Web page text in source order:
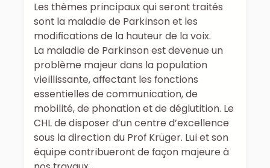
Les thèmes principaux qui seront traités
sont la maladie de Parkinson et les
modifications de la hauteur de la voix.
La maladie de Parkinson est devenue un
problème majeur dans la population
vieillissante, affectant les fonctions
essentielles de communication, de
mobilité, de phonation et de déglutition. Le
CHL de disposer d’un centre d’excellence
sous la direction du Prof Krüger. Lui et son
équipe contribueront de façon majeure à